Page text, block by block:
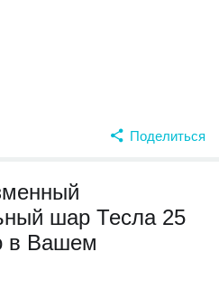
Поделиться
шар Тесла 25
в Вашем